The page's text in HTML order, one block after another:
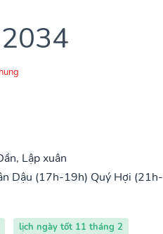
Lập xuân
Dậu (17h-19h) Quý Hợi (21h-
lịch ngày tốt 11 tháng 2